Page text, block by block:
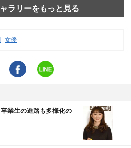
ラリーをもっと見る
女優
業生の進路も多様化の